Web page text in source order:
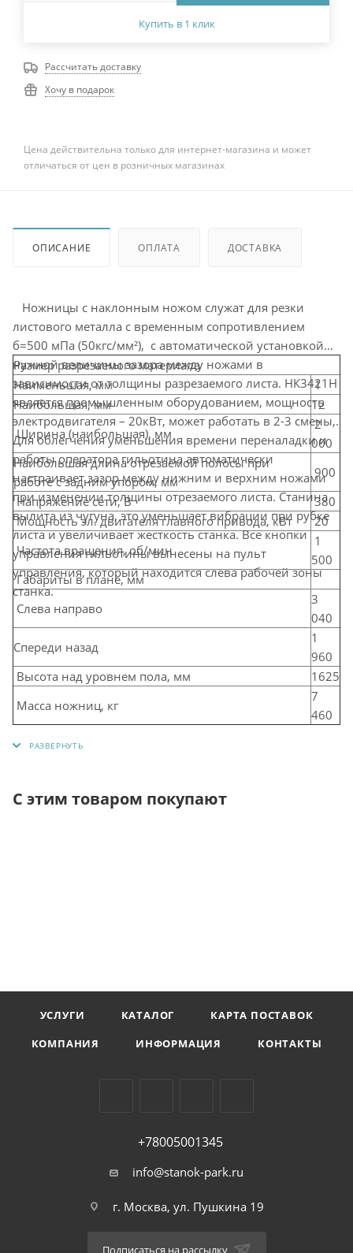
Купить в 1 клик
Рассчитать доставку
Хочу в подарок
Цена действительна только для интернет-магазина и может
отличаться от цен в розничных магазинах
ОПИСАНИЕ ОПЛАТА ДОСТАВКА
Ножницы с наклонным ножом служат для резки
листового металла с временным сопротивлением
б=500 мПа (50кгс/мм²), с автоматической установкой
нужной величины зазора между ножами в
зависимости от толщины разрезаемого листа. НК3421Н
является промышленным оборудованием, мощность
электродвигателя – 20кВт, может работать в 2-3 смены,.
Для облегчения уменьшения времени переналадки и
работы оператора гильотина автоматически
настраивает зазор между нижним и верхним ножами
при изменении толщины отрезаемого листа. Станина
вылита из чугуна, это уменьшает вибрации при рубке
листа и увеличивает жесткость станка. Все кнопки
управления гильотины вынесены на пульт
управления, который находится слева рабочей зоны
станка.
Размер разрезаемого материала
Наименьшая, мм
1
Наибольшая, мм
12
Ширина (наибольшая), мм
2
000
Наибольшая длина отрезаемой полосы при
работе с задним упором, мм
900
Напряжение сети, В
380
Мощность эл. двигателя главного привода, кВт
20
Частота вращения, об/мин
1
500
Габариты в плане, мм
Слева направо
3
040
Спереди назад
1
960
Высота над уровнем пола, мм
1625
Масса ножниц, кг
7
460
С этим товаром покупают
УСЛУГИ КАТАЛОГ
КАРТА ПОСТАВОК
КОМПАНИЯ
ИНФОРМАЦИЯ КОНТАКТЫ
+78005001345
info@stanok-park.ru
г. Москва, ул. Пушкина 19
Подписаться на рассылку